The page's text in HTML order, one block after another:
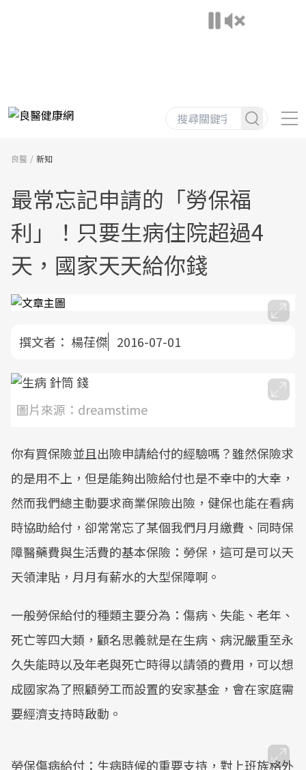
良醫 新知
最常忘記申請的「勞保福
利」！只要生病住院超過4
天，國家天天給你錢
撰文者： 楊荏傑 2016-07-01
圖片來源：dreamstime
你有買保險並且出險申請給付的經驗嗎？雖然保險求
的是用不上，但是能夠出險給付也是不幸中的大幸，
然而我們總主動要求商業保險出險，健保也能在看病
時協助給付，卻常常忘了某個我們月月繳費、同時保
障醫藥費與生活費的基本保險：勞保，這可是可以天
天領津貼，月月有薪水的大型保障啊。
一般勞保給付的種類主要分為：傷病、失能、老年、
死亡等四大類，顧名思義就是在生病、病況嚴重至永
久失能時以及年老與死亡時得以請領的費用，可以想
成國家為了照顧勞工而設置的安家基金，會在家庭需
要經濟支持時啟動。
勞保傷病給付：生病時候的重要支持，對上班族格外